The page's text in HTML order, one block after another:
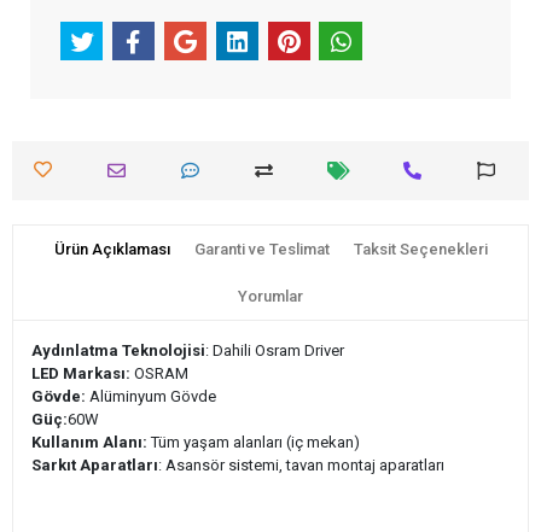
Ürün Açıklaması Garanti ve Teslimat Taksit Seçenekleri
Yorumlar
Aydınlatma Teknolojisi: Dahili Osram Driver
LED Markası: OSRAM
Gövde: Alüminyum Gövde
Güç:60W
Kullanım Alanı:Tüm yaşam alanları (iç mekan)
Sarkıt Aparatları: Asansör sistemi, tavan montaj aparatları